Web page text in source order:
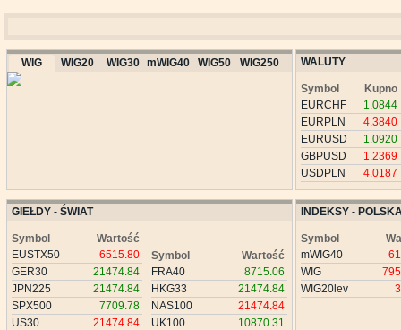
WIG WIG20 WIG30 mWIG40 WIG50 WIG250 WALUTY
Symbol
Kupno
EURCHF
1.0844
EURPLN
4.3840
EURUSD
1.0920
GBPUSD
1.2369
USDPLN
4.0187
GIEŁDY - ŚWIAT
Symbol
Wartość
EUSTX50
6515.80
GER30
21474.84
JPN225
21474.84
SPX500
7709.78
US30
21474.84
Symbol
Wartość
FRA40
8715.06
HKG33
21474.84
NAS100
21474.84
UK100
10870.31
INDEKSY -
Symbol
mWIG40
WIG
WIG20lev